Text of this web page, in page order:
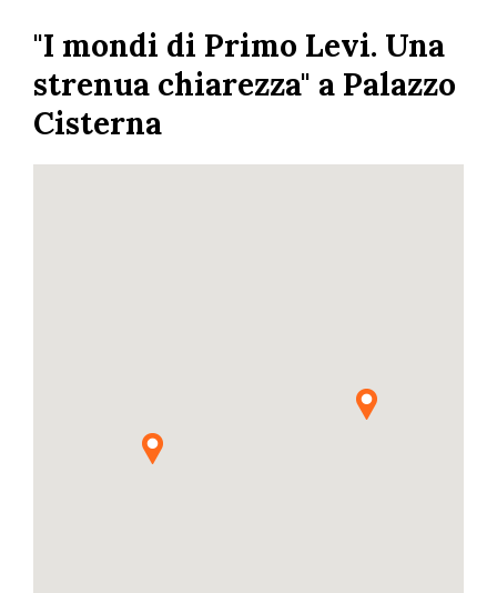
principale
"I mondi di Primo Levi. Una
strenua chiarezza" a Palazzo
Cisterna